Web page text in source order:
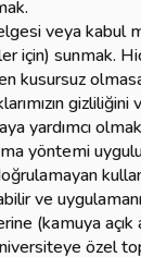
veya kabul
için) sunmak.
kusursuz
yardımcı
yöntemi
ve
(kamuya açık
özel